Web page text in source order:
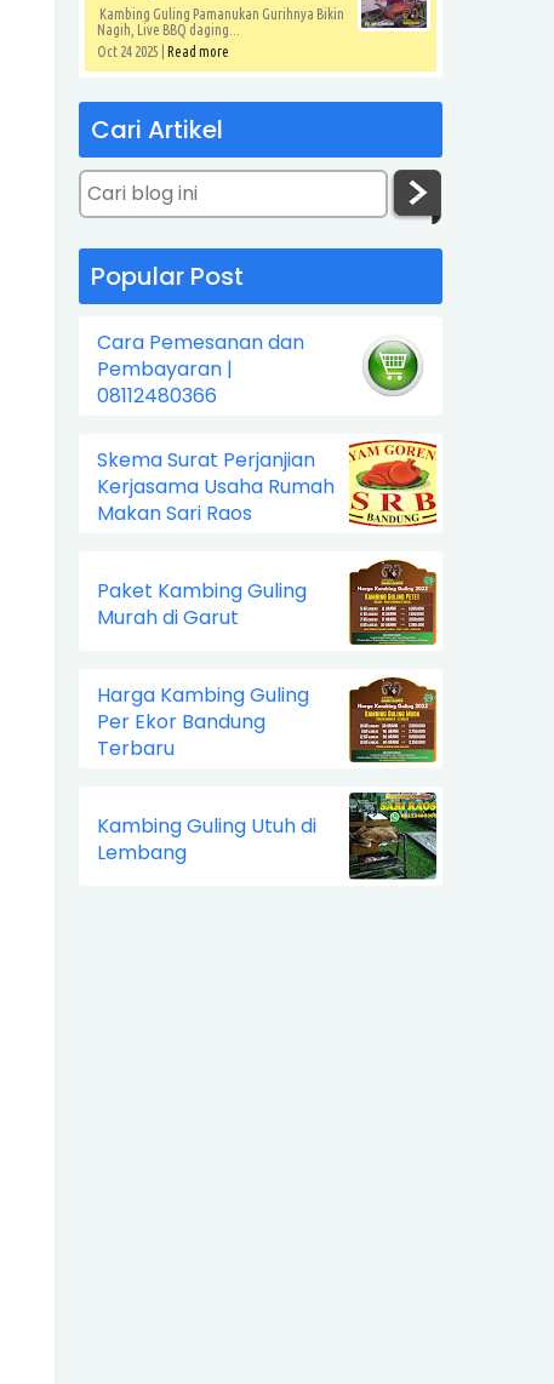
Kambing Guling Pamanukan Gurihnya Bikin
Nagih, Live BBQ daging...
Oct 24 2025 | Read more
Cari Artikel
Popular Post
Cara Pemesanan dan
Pembayaran |
08112480366
Skema Surat Perjanjian
Kerjasama Usaha Rumah
Makan Sari Raos
Paket Kambing Guling
Murah di Garut
Harga Kambing Guling
Per Ekor Bandung
Terbaru
Kambing Guling Utuh di
Lembang